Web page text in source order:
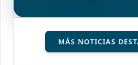
MÁS NOTICIAS